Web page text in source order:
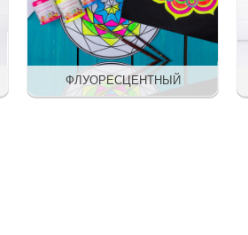
ФЛУОРЕСЦЕНТНЫЙ